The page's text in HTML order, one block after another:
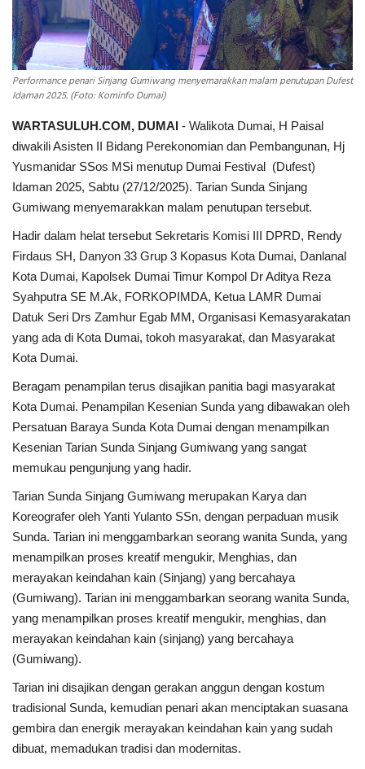
Performance penari Sinjang Gumiwang menyemarakkan malam penutupan Dufest
Idaman 2025. (Foto: Kominfo Dumai)
WARTASULUH.COM, DUMAI - Walikota Dumai, H Paisal
diwakili Asisten II Bidang Perekonomian dan Pembangunan, Hj
Yusmanidar SSos MSi menutup Dumai Festival (Dufest)
Idaman 2025, Sabtu (27/12/2025). Tarian Sunda Sinjang
Gumiwang menyemarakkan malam penutupan tersebut.
Hadir dalam helat tersebut Sekretaris Komisi III DPRD, Rendy
Firdaus SH, Danyon 33 Grup 3 Kopasus Kota Dumai, Danlanal
Kota Dumai, Kapolsek Dumai Timur Kompol Dr Aditya Reza
Syahputra SE M.Ak, FORKOPIMDA, Ketua LAMR Dumai
Datuk Seri Drs Zamhur Egab MM, Organisasi Kemasyarakatan
yang ada di Kota Dumai, tokoh masyarakat, dan Masyarakat
Kota Dumai.
Beragam penampilan terus disajikan panitia bagi masyarakat
Kota Dumai. Penampilan Kesenian Sunda yang dibawakan oleh
Persatuan Baraya Sunda Kota Dumai dengan menampilkan
Kesenian Tarian Sunda Sinjang Gumiwang yang sangat
memukau pengunjung yang hadir.
Tarian Sunda Sinjang Gumiwang merupakan Karya dan
Koreografer oleh Yanti Yulanto SSn, dengan perpaduan musik
Sunda. Tarian ini menggambarkan seorang wanita Sunda, yang
menampilkan proses kreatif mengukir, Menghias, dan
merayakan keindahan kain (Sinjang) yang bercahaya
(Gumiwang). Tarian ini menggambarkan seorang wanita Sunda,
yang menampilkan proses kreatif mengukir, menghias, dan
merayakan keindahan kain (sinjang) yang bercahaya
(Gumiwang).
Tarian ini disajikan dengan gerakan anggun dengan kostum
tradisional Sunda, kemudian penari akan menciptakan suasana
gembira dan energik merayakan keindahan kain yang sudah
dibuat, memadukan tradisi dan modernitas.